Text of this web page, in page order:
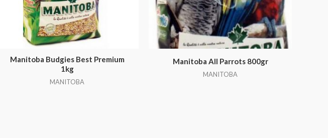
Manitoba Budgies Best Premium
1kg
MANITOBA
Manitoba All Parrots 800gr
MANITOBA